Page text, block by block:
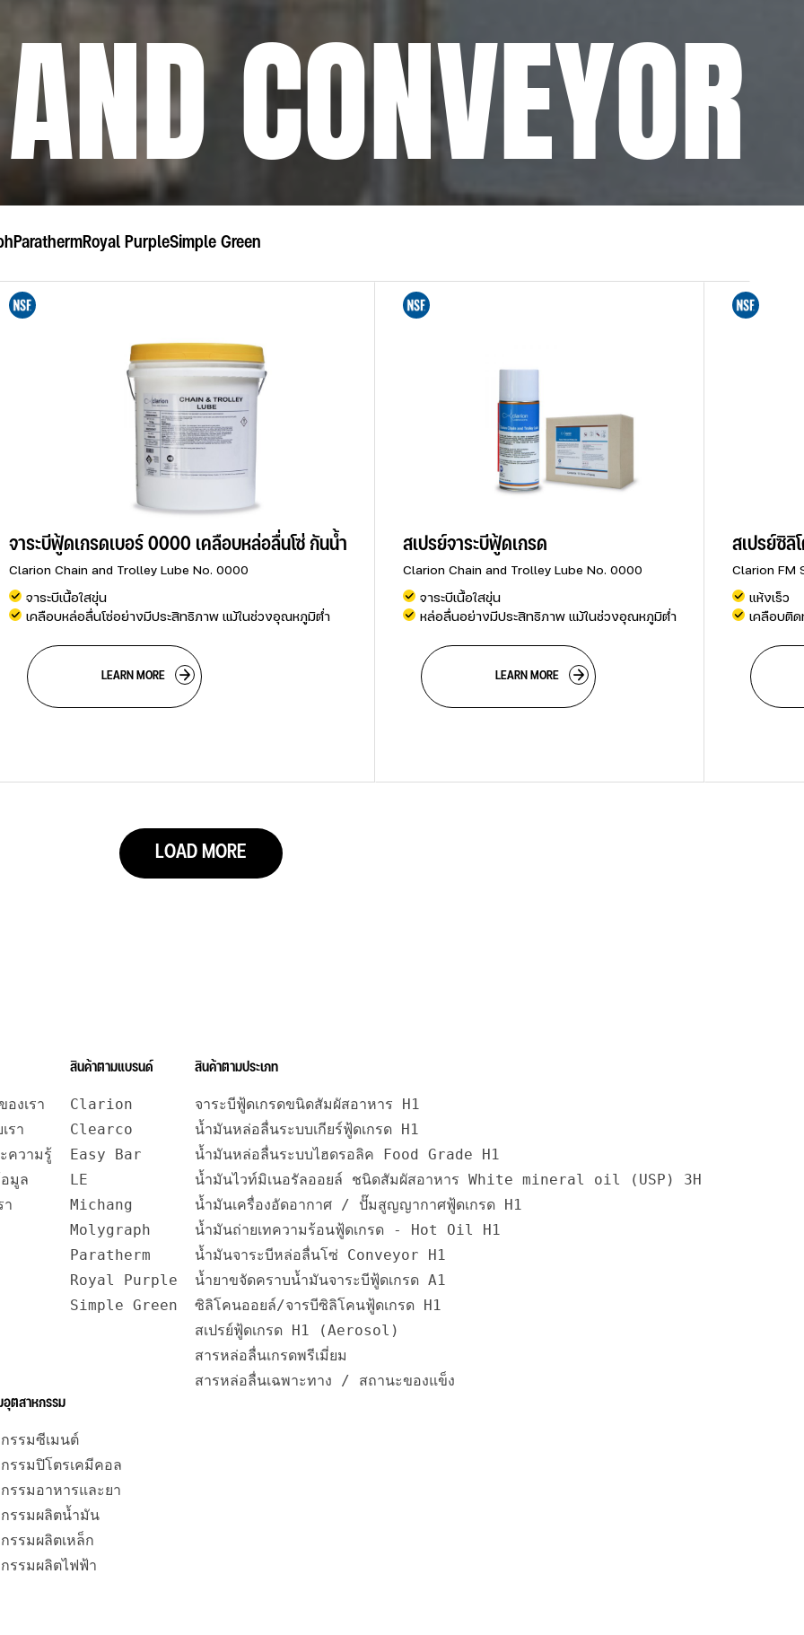
CONVEYOR
ParathermRoyal PurpleSimple Green
จาระบีฟู้ดเกรดเบอร์ 0000 เคลือบหล่อลื่นโซ่ กันน้ำ
Clarion Chain and Trolley Lube No. 0000
จาระบีเนื้อใสขุ่น
เคลือบหล่อลื่นโซ่อย่างมีประสิทธิภาพ แม้ในช่วงอุณหภูมิต่ำ
                        LEARN MORE
สเปรย์จาระบีฟู้ดเกรด
Clarion Chain and Trolley Lube No. 0000
จาระบีเนื้อใสขุ่น
หล่อลื่นอย่างมีประสิทธิภาพ แม้ในช่วงอุณหภูมิต่ำ
                        LEARN MORE
สเปรย์ซิลิ
Clarion FM
แห้งเร็ว
เคลือบติ
LOAD MORE
องเรา
รา
ความรู้
มูล
า
สินค้าตามแบรนด์
Clarion
Clearco
Easy Bar
LE
Michang
Molygraph
Paratherm
Royal Purple
Simple Green
สินค้าตามประเภท
จาระบีฟู้ดเกรดขนิดสัมผัสอาหาร H1
น้ำมันหล่อลื่นระบบเกียร์ฟู้ดเกรด H1
น้ำมันหล่อลื่นระบบไฮดรอลิค Food Grade H1
น้ำมันไวท์มิเนอรัลออยล์ ชนิดสัมผัสอาหาร White mineral oil (USP) 3H
น้ำมันเครื่องอัดอากาศ / ปั๊มสูญญากาศฟู้ดเกรด H1
น้ำมันถ่ายเทความร้อนฟู้ดเกรด - Hot Oil H1
น้ำมันจาระบีหล่อลื่นโซ่ Conveyor H1
น้ำยาขจัดคราบน้ำมันจาระบีฟู้ดเกรด A1
ซิลิโคนออยล์/จารบีซิลิโคนฟู้ดเกรด H1
สเปรย์ฟู้ดเกรด H1 (Aerosol)
สารหล่อลื่นเกรดพรีเมี่ยม
สารหล่อลื่นเฉพาะทาง / สถานะของแข็ง
อุตสาหกรรม
รรมซีเมนต์
รรมปิโตรเคมีคอล
รรมอาหารและยา
รรมผลิตน้ำมัน
รรมผลิตเหล็ก
รรมผลิตไฟฟ้า